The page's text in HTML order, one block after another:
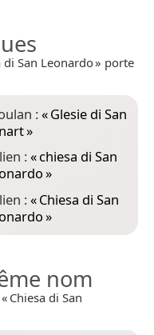
di San Leonardo » porte
:«Glesie di San
»
:«chiesa di San
»
:«Chiesa di San
»
nom
Chiesa di San